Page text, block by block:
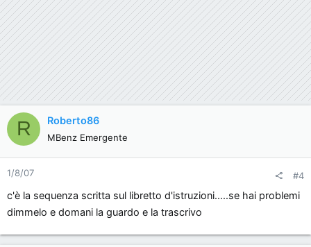
R Roberto86
MBenz Emergente
1/8/07 #4
c'è la sequenza scritta sul libretto d'istruzioni.....se hai problemi
dimmelo e domani la guardo e la trascrivo